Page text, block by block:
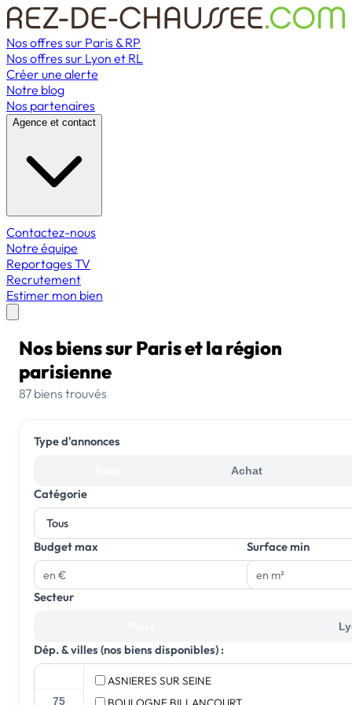
Nos offres sur Paris & RP
Nos offres sur Lyon et RL
Créer une alerte
Notre blog
Nos partenaires
Agence et contact
Contactez-nous
Notre équipe
Reportages TV
Recrutement
Estimer mon bien
Nos biens sur Paris et la région
parisienne
87 biens trouvés
Type d'annonces
Achat
Catégorie
Budget max Surface min
Secteur
Dép. & villes (nos biens disponibles) :
75
ASNIERES SUR SEINE